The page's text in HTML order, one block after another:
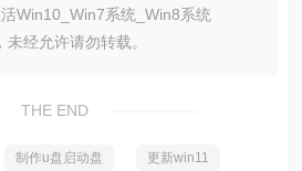
Win10_Win7系统_Win8系统
经允许请勿转载。
THE END
制作u盘启动盘 更新win11